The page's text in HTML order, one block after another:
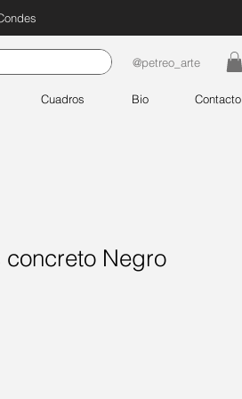
@petreo_arte
Cuadros Bio Contacto
concreto Negro